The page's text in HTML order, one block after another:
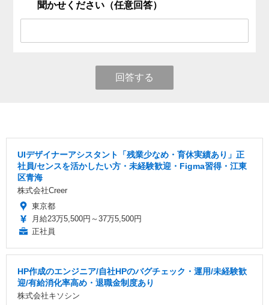
聞かせください（任意回答）
回答する
UIデザイナーアシスタント「残業少なめ・育休実績あり」正
社員/センスを活かしたい方・未経験歓迎・Figma習得・江東
区青海
株式会社Creer
東京都
月給23万5,500円～37万5,500円
正社員
HP作成のエンジニア/自社HPのバグチェック・運用/未経験歓
迎/有給消化率高め・退職金制度あり
株式会社キソシン